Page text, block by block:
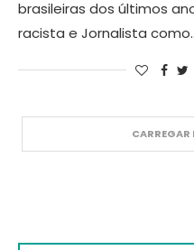
brasileiras dos últimos
racista e Jornalista
CARREGAR